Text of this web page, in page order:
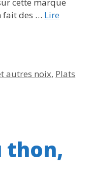
fait des … Lire
autres noix, Plats
thon,